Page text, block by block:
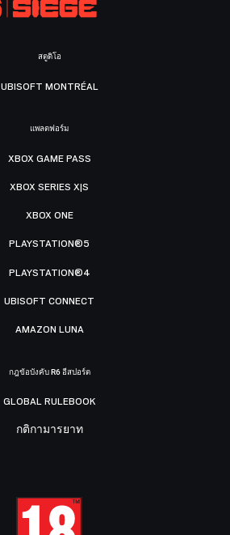
สตูดิโอ
UBISOFT MONTRÉAL
แพลตฟอร์ม
XBOX GAME PASS
XBOX SERIES X|S
XBOX ONE
PLAYSTATION®5
PLAYSTATION®4
UBISOFT CONNECT
AMAZON LUNA
กฎข้อบังคับ R6 อีสปอร์ต
GLOBAL RULEBOOK
กติกามารยาท